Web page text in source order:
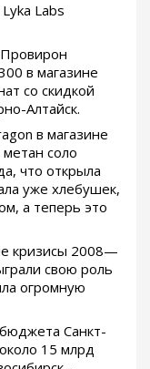
Labs
в магазине
со скидкой
Алтайск.
в магазине
соло
что открыла
уже хлебушек,
а теперь это
кризисы 2008—
свою роль
огромную
Санкт-
15 млрд